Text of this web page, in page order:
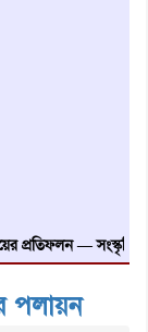
— সংস্কৃতি মন্ত্রী
পলায়ন